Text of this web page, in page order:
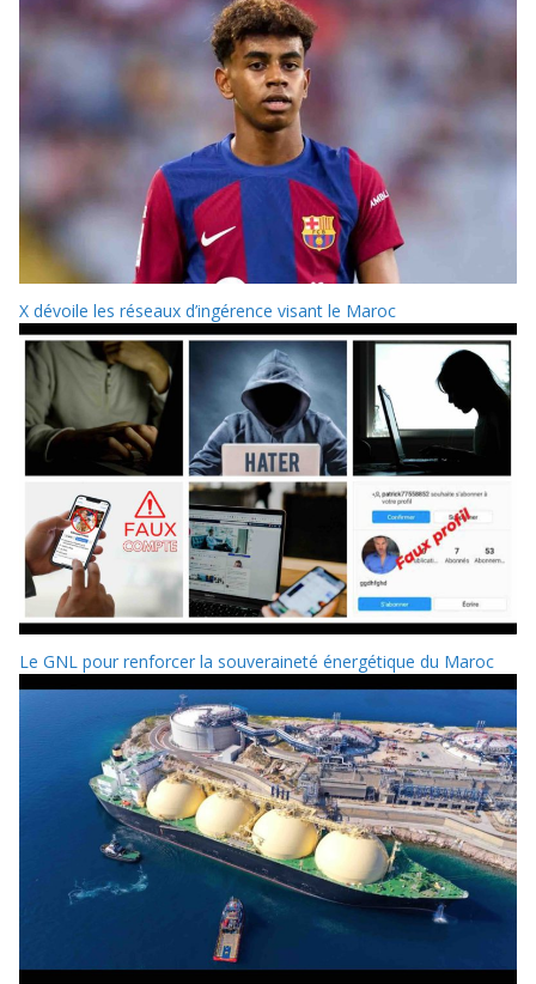
X dévoile les réseaux d’ingérence visant le Maroc
Le GNL pour renforcer la souveraineté énergétique du Maroc